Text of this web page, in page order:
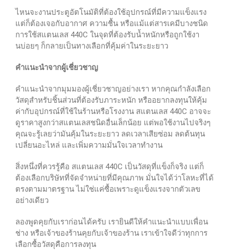
ไหนจะงานประตูอัตโนมัติที่ต้องใช้อุปกรณ์ที่มีความแข็งแรง
แต่ก็ต้องเจอกับอากาศ ความชื้น หรือแม้แต่สารเคมีบางชนิด
การใช้สแตนเลส 440C ในจุดที่ต้องรับน้ำหนักหรือถูกใช้งา
นบ่อยๆ ก็กลายเป็นทางเลือกที่คุ้มค่าในระยะยาว
คำแนะนำจากผู้เชี่ยวชาญ
คำแนะนำจากมุมมองผู้เชี่ยวชาญอย่างเรา หากคุณกำลังเลือก
วัสดุสำหรับชิ้นส่วนที่ต้องรับภาระหนัก หรืออยากลงทุนให้คุ้ม
ค่ากับอุปกรณ์ที่ใช้ในร้านหรือโรงงาน สแตนเลส 440C อาจจะ
ดูราคาสูงกว่าสแตนเลสชนิดอื่นเล็กน้อย แต่พอใช้งานไปจริงๆ
คุณจะรู้เลยว่ามันคุ้มในระยะยาว ลดเวลาเสียซ่อม ลดต้นทุน
เปลี่ยนอะไหล่ และเพิ่มความมั่นใจเวลาทำงาน
สิ่งหนึ่งที่ควรรู้คือ สแตนเลส 440C เป็นวัสดุที่แข็งก็จริง แต่ก็
ต้องเลือกบริษัทที่จัดจำหน่ายที่มีคุณภาพ มั่นใจได้ว่าโลหะที่ได้
ตรงตามมาตรฐาน ไม่ใช่แค่ซื้อเพราะดูแข็งแรงจากตัวเลข
อย่างเดียว
ลองพูดคุยกับเราก่อนได้ครับ เรายินดีให้คำแนะนำแบบเพื่อน
ช่าง หรือเจ้าของร้านคุยกับเจ้าของร้าน เราเข้าใจดีว่าทุกการ
เลือกซื้อวัสดุคือการลงทุน